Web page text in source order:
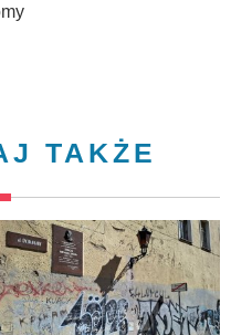
TAKŻE